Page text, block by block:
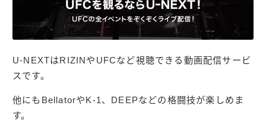
U-NEXTはRIZINやUFCなど視聴できる動画配信サービ
スです。
他にもBellatorやK-1、DEEPなどの格闘技が楽しめま
す。